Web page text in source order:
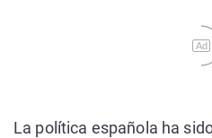
Ad
La política española ha